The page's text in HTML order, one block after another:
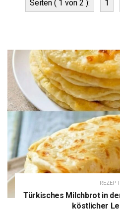
Seiten ( 1 von 2 ): 1
Türkisches Milchbrot in
köstlicher